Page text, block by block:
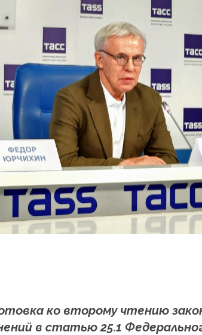
ко второму чтению
в статью 25.1